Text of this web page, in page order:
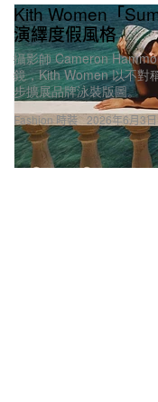
Fashion 時裝
Kith Women「
演繹度假風格
攝影師 Cameron
鏡，Kith Women 以不對
步擴展品牌泳裝版圖。
2026年6月3日